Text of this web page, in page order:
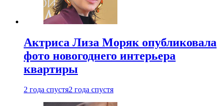
Актриса Лиза Моряк опубликовала
фото новогоднего интерьера
квартиры
2 года спустя2 года спустя